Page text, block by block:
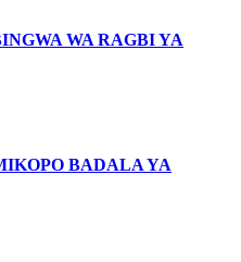
WA RAGBI YA
BADALA YA